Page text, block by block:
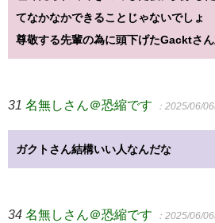
てなかなかできることじゃないでしょ
尊敬する先輩の為に頭下げたGacktさ
31 名無しさん＠恐縮です ：2025/06/
ガクトさん結構いい人なんだな
34 名無しさん＠恐縮です ：2025/06/